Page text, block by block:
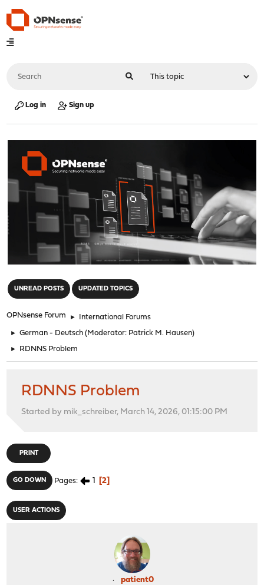
Log in Sign up
UNREAD POSTS UPDATED TOPICS
OPNsense Forum ► International Forums
► German - Deutsch (Moderator: Patrick M. Hausen)
► RDNNS Problem
RDNNS Problem
Started by mik_schreiber, March 14, 2026, 01:15:00 PM
PRINT
GO DOWN Pages 1 2
USER ACTIONS
patient0